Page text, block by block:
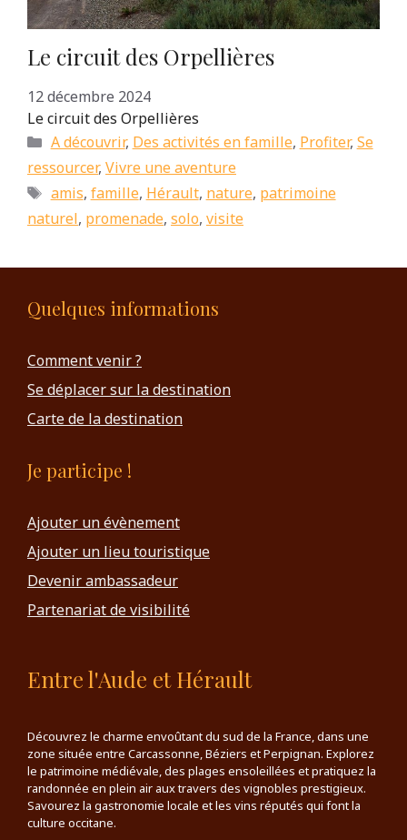
Le circuit des Orpellières
12 décembre 2024
Le circuit des Orpellières
Catégories
A découvrir, Des activités en famille, Profiter, Se
ressourcer, Vivre une aventure
Étiquettes
amis, famille, Hérault, nature, patrimoine
naturel, promenade, solo, visite
Quelques informations
Comment venir ?
Se déplacer sur la destination
Carte de la destination
Je participe !
Ajouter un évènement
Ajouter un lieu touristique
Devenir ambassadeur
Partenariat de visibilité
Entre l'Aude et Hérault
Découvrez le charme envoûtant du sud de la France, dans une
zone située entre Carcassonne, Béziers et Perpignan. Explorez
le patrimoine médiévale, des plages ensoleillées et pratiquez la
randonnée en plein air aux travers des vignobles prestigieux.
Savourez la gastronomie locale et les vins réputés qui font la
culture occitane.